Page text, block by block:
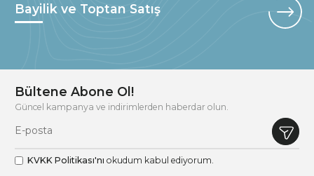
Bayilik ve Toptan Satış
Bültene Abone Ol!
Güncel kampanya ve indirimlerden haberdar olun.
KVKK Politikası'nı okudum kabul ediyorum.